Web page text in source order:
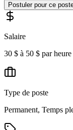
Postuler pour ce
Salaire
30 $ à 50 $ par heure
Type de poste
Permanent, Temps